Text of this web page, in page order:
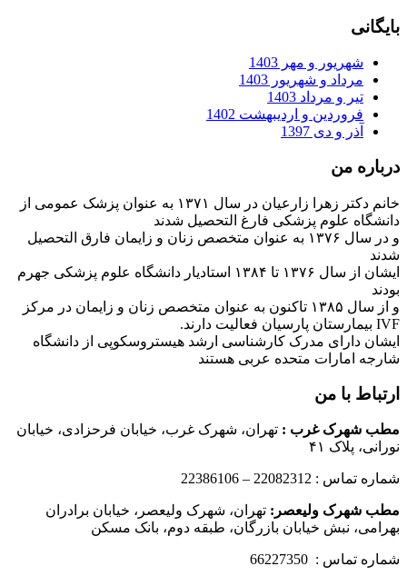
بایگانی
شهریور و مهر 1403
مرداد و شهریور 1403
تیر و مرداد 1403
فروردین و اردیبهشت 1402
آذر و دی 1397
درباره من
خانم دکتر زهرا زارعیان در سال ۱۳۷۱ به عنوان پزشک عمومی از
دانشگاه علوم پزشکی فارغ التحصیل شدند
و در سال ۱۳۷۶ به عنوان متخصص زنان و زایمان فارق التحصیل
شدند
ایشان از سال ۱۳۷۶ تا ۱۳۸۴ استادیار دانشگاه علوم پزشکی جهرم
بودند
و از سال ۱۳۸۵ تاکنون به عنوان متخصص زنان و زایمان در مرکز
IVF بیمارستان پارسیان فعالیت دارند.
ایشان دارای مدرک کارشناسی ارشد هیستروسکوپی از دانشگاه
شارجه امارات متحده عربی هستند
ارتباط با من
مطب شهرک غرب : تهران، شهرک غرب، خیابان فرحزادی، خیابان
نورانی، پلاک ۴۱
شماره تماس : 22082312 – 22386106
مطب شهرک ولیعصر: تهران، شهرک ولیعصر، خیابان برادران
بهرامی، نبش خیابان بازرگان، طبقه دوم، بانک مسکن
شماره تماس : 66227350